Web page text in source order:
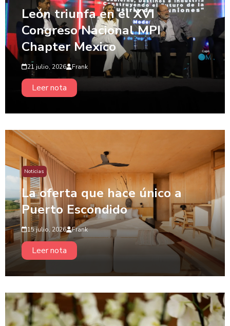
León triunfa en el XVI
Congreso Nacional MPI
Chapter Mexico
21 julio, 2026 Frank
Leer nota
Noticias
La oferta que hace único a
Puerto Escondido
15 julio, 2026 Frank
Leer nota